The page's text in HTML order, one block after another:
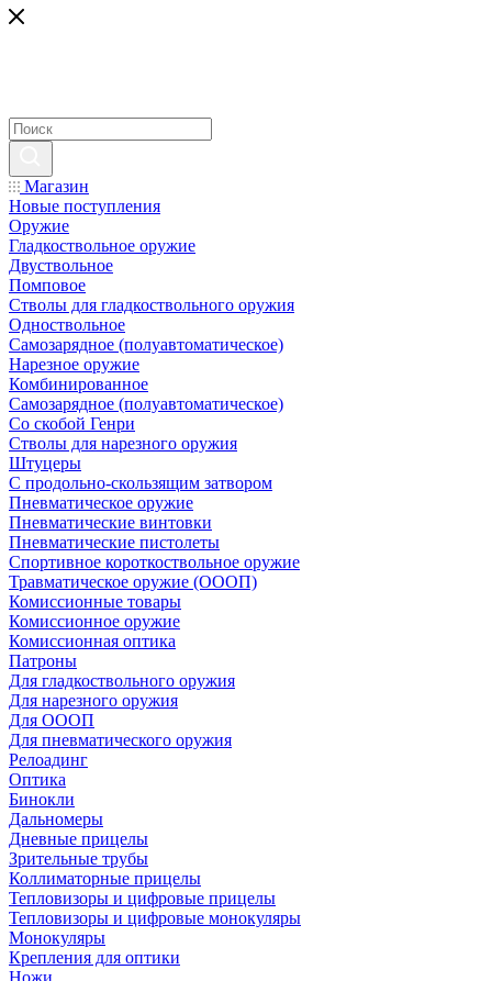
Магазин
Новые поступления
Оружие
Гладкоствольное оружие
Двуствольное
Помповое
Стволы для гладкоствольного оружия
Одноствольное
Самозарядное (полуавтоматическое)
Нарезное оружие
Комбинированное
Самозарядное (полуавтоматическое)
Со скобой Генри
Стволы для нарезного оружия
Штуцеры
С продольно-скользящим затвором
Пневматическое оружие
Пневматические винтовки
Пневматические пистолеты
Спортивное короткоствольное оружие
Травматическое оружие (ОООП)
Комиссионные товары
Комиссионное оружие
Комиссионная оптика
Патроны
Для гладкоствольного оружия
Для нарезного оружия
Для ОООП
Для пневматического оружия
Релоадинг
Оптика
Бинокли
Дальномеры
Дневные прицелы
Зрительные трубы
Коллиматорные прицелы
Тепловизоры и цифровые прицелы
Тепловизоры и цифровые монокуляры
Монокуляры
Крепления для оптики
Ножи